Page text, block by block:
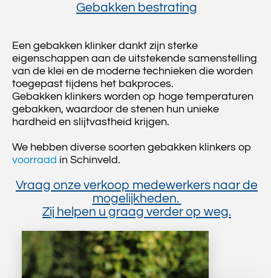
Gebakken bestrating
Een gebakken klinker dankt zijn sterke
eigenschappen aan de uitstekende samenstelling
van de klei en de moderne technieken die worden
toegepast tijdens het bakproces.
Gebakken klinkers worden op hoge temperaturen
gebakken, waardoor de stenen hun unieke
hardheid en slijtvastheid krijgen.
We hebben diverse soorten gebakken klinkers op
voorraad in Schinveld.
Vraag onze verkoop medewerkers naar de
mogelijkheden.
Zij helpen u graag verder op weg.